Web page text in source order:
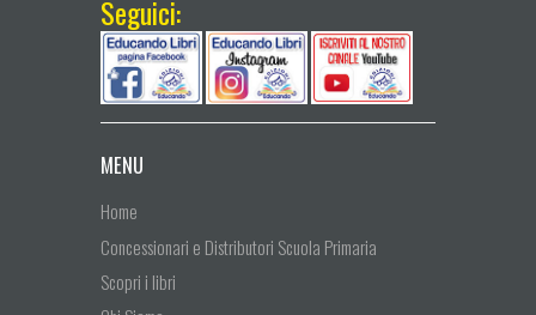
Seguici:
MENU
Home
Concessionari e Distributori Scuola Primaria
Scopri i libri